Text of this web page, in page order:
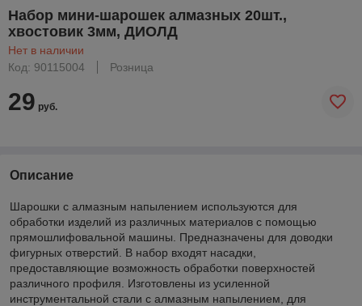
Набор мини-шарошек алмазных 20шт.,
хвостовик 3мм, ДИОЛД
Нет в наличии
Код: 90115004
Розница
29 руб.
Описание
Шарошки с алмазным напылением используются для
обработки изделий из различных материалов с помощью
прямошлифовальной машины. Предназначены для доводки
фигурных отверстий. В набор входят насадки,
предоставляющие возможность обработки поверхностей
различного профиля. Изготовлены из усиленной
инструментальной стали с алмазным напылением, для